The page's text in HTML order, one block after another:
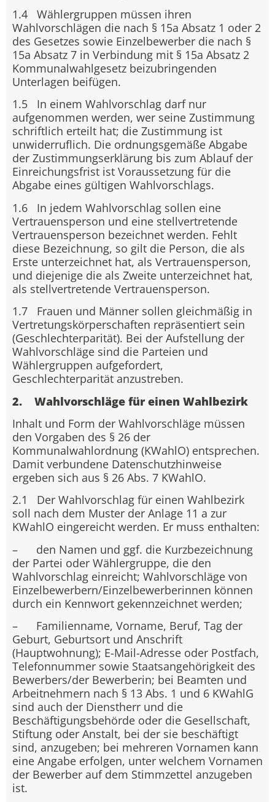
1.4 Wählergruppen müssen ihren
Wahlvorschlägen die nach § 15a Absatz 1 oder 2
des Gesetzes sowie Einzelbewerber die nach §
15a Absatz 7 in Verbindung mit § 15a Absatz 2
Kommunalwahlgesetz beizubringenden
Unterlagen beifügen.
1.5 In einem Wahlvorschlag darf nur
aufgenommen werden, wer seine Zustimmung
schriftlich erteilt hat; die Zustimmung ist
unwiderruflich. Die ordnungsgemäße Abgabe
der Zustimmungserklärung bis zum Ablauf der
Einreichungsfrist ist Voraussetzung für die
Abgabe eines gültigen Wahlvorschlags.
1.6 In jedem Wahlvorschlag sollen eine
Vertrauensperson und eine stellvertretende
Vertrauensperson bezeichnet werden. Fehlt
diese Bezeichnung, so gilt die Person, die als
Erste unterzeichnet hat, als Vertrauensperson,
und diejenige die als Zweite unterzeichnet hat,
als stellvertretende Vertrauensperson.
1.7 Frauen und Männer sollen gleichmäßig in
Vertretungskörperschaften repräsentiert sein
(Geschlechterparität). Bei der Aufstellung der
Wahlvorschläge sind die Parteien und
Wählergruppen aufgefordert,
Geschlechterparität anzustreben.
2. Wahlvorschläge für einen Wahlbezirk
Inhalt und Form der Wahlvorschläge müssen
den Vorgaben des § 26 der
Kommunalwahlordnung (KWahlO) entsprechen.
Damit verbundene Datenschutzhinweise
ergeben sich aus § 26 Abs. 7 KWahlO.
2.1 Der Wahlvorschlag für einen Wahlbezirk
soll nach dem Muster der Anlage 11 a zur
KWahlO eingereicht werden. Er muss enthalten:
– den Namen und ggf. die Kurzbezeichnung
der Partei oder Wählergruppe, die den
Wahlvorschlag einreicht; Wahlvorschläge von
Einzelbewerbern/Einzelbewerberinnen können
durch ein Kennwort gekennzeichnet werden;
– Familienname, Vorname, Beruf, Tag der
Geburt, Geburtsort und Anschrift
(Hauptwohnung); E-Mail-Adresse oder Postfach,
Telefonnummer sowie Staatsangehörigkeit des
Bewerbers/der Bewerberin; bei Beamten und
Arbeitnehmern nach § 13 Abs. 1 und 6 KWahlG
sind auch der Dienstherr und die
Beschäftigungsbehörde oder die Gesellschaft,
Stiftung oder Anstalt, bei der sie beschäftigt
sind, anzugeben; bei mehreren Vornamen kann
eine Angabe erfolgen, unter welchem Vornamen
der Bewerber auf dem Stimmzettel anzugeben
ist.